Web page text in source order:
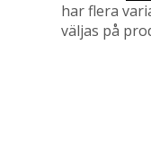
har flera
väljas på